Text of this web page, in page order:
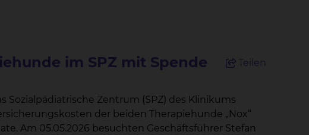
im SPZ mit Spende
Teilen
Sozialpädiatrische Zentrum (SPZ) des Klinikums
der beiden Therapiehunde „Nox“
Stefan